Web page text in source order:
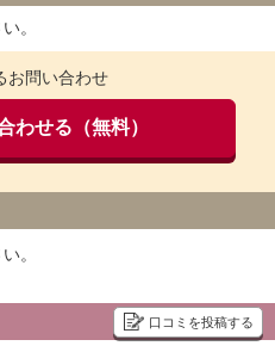
。
お問い合わせ
わせる（無料）
。
口コミを投稿する